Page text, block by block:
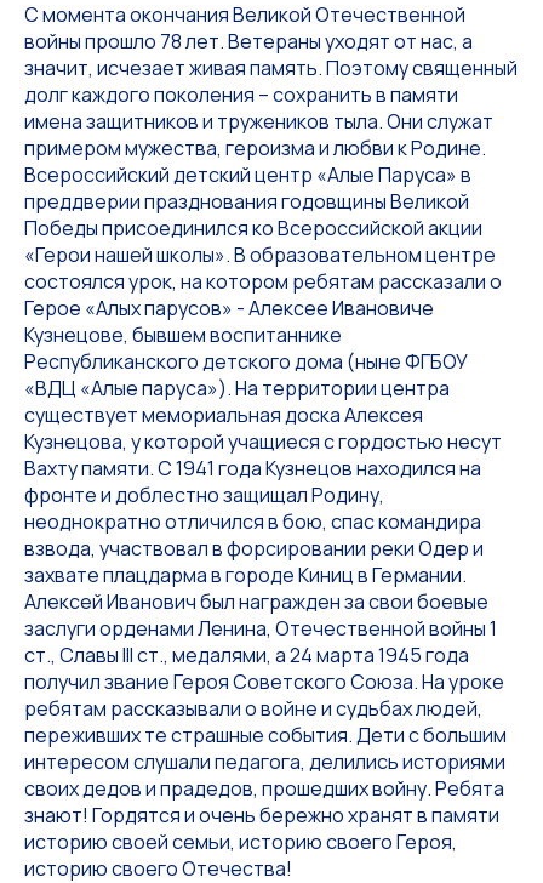
С момента окончания Великой Отечественной
войны прошло 78 лет. Ветераны уходят от нас, а
значит, исчезает живая память. Поэтому священный
долг каждого поколения – сохранить в памяти
имена защитников и тружеников тыла. Они служат
примером мужества, героизма и любви к Родине.
Всероссийский детский центр «Алые Паруса» в
преддверии празднования годовщины Великой
Победы присоединился ко Всероссийской акции
«Герои нашей школы». В образовательном центре
состоялся урок, на котором ребятам рассказали о
Герое «Алых парусов» - Алексее Ивановиче
Кузнецове, бывшем воспитаннике
Республиканского детского дома (ныне ФГБОУ
«ВДЦ «Алые паруса»). На территории центра
существует мемориальная доска Алексея
Кузнецова, у которой учащиеся с гордостью несут
Вахту памяти. С 1941 года Кузнецов находился на
фронте и доблестно защищал Родину,
неоднократно отличился в бою, спас командира
взвода, участвовал в форсировании реки Одер и
захвате плацдарма в городе Киниц в Германии.
Алексей Иванович был награжден за свои боевые
заслуги орденами Ленина, Отечественной войны 1
ст., Славы III ст., медалями, а 24 марта 1945 года
получил звание Героя Советского Союза. На уроке
ребятам рассказывали о войне и судьбах людей,
переживших те страшные события. Дети с большим
интересом слушали педагога, делились историями
своих дедов и прадедов, прошедших войну. Ребята
знают! Гордятся и очень бережно хранят в памяти
историю своей семьи, историю своего Героя,
историю своего Отечества!